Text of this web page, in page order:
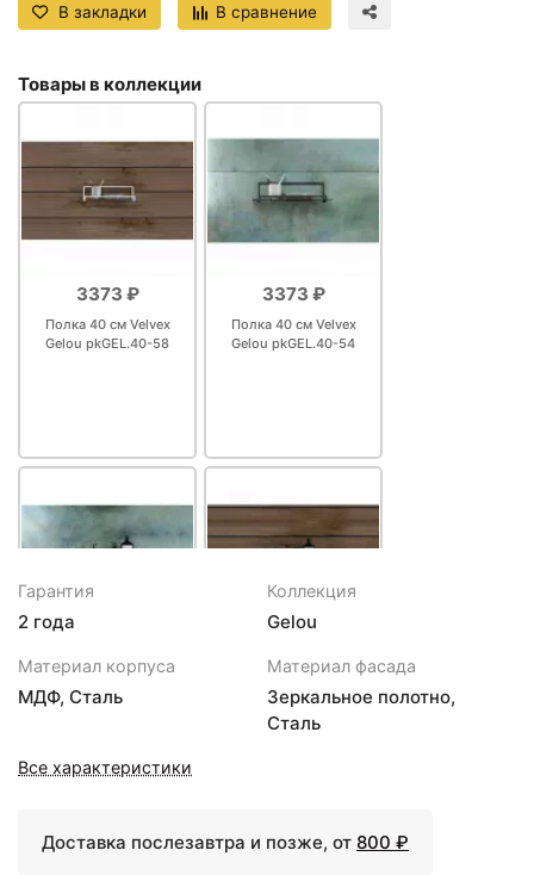
В закладки В сравнение
Товары в коллекции
3373 ₽
Полка 40 см Velvex
Gelou pkGEL.40-58
3373 ₽
Полка 40 см Velvex
Gelou pkGEL.40-54
3490 ₽
Полка 45 см Velvex
Gelou pkGEL.45-54
3490 ₽
Полка 45 см Velvex
Gelou pkGEL.45-58
Гарантия
2 года
Коллекция
Gelou
Материал корпуса
МДФ, Сталь
Материал фасада
Зеркальное полотно,
Сталь
Все характеристики
Доставка послезавтра и позже, от 800 ₽